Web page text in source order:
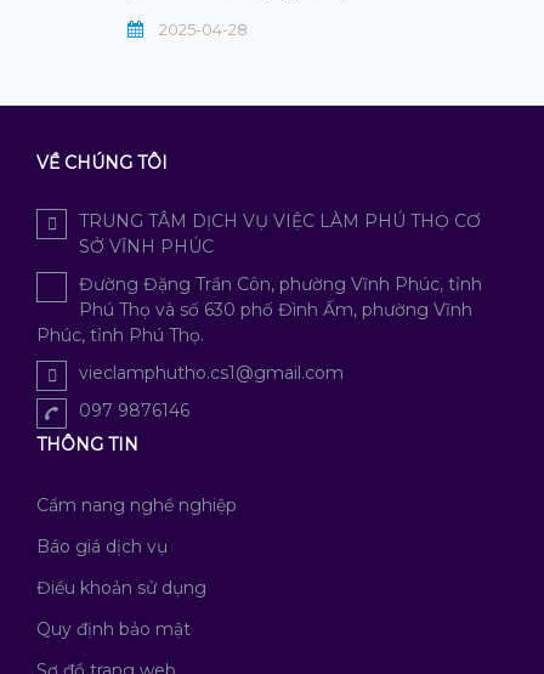
2025-04-28
VỀ CHÚNG TÔI
TRUNG TÂM DỊCH VỤ VIỆC LÀM PHÚ THỌ CƠ
SỞ VĨNH PHÚC
Đường Đặng Trần Côn, phường Vĩnh Phúc, tỉnh
Phú Thọ và số 630 phố Đình Ấm, phường Vĩnh
Phúc, tỉnh Phú Thọ.
vieclamphutho.cs1@gmail.com
097 9876146
THÔNG TIN
Cẩm nang nghề nghiệp
Báo giá dịch vụ
Điều khoản sử dụng
Quy định bảo mật